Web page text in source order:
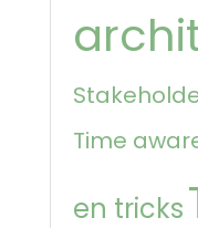
Time
en tricks